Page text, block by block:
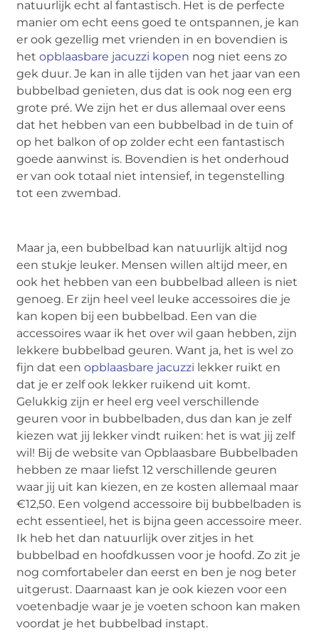
natuurlijk echt al fantastisch. Het is de perfecte
manier om echt eens goed te ontspannen, je kan
er ook gezellig met vrienden in en bovendien is
hetopblaasbare jacuzzi kopen nog niet eens zo
gek duur. Je kan in alle tijden van het jaar van een
bubbelbad genieten, dus dat is ook nog een erg
grote pré. We zijn het er dus allemaal over eens
dat het hebben van een bubbelbad in de tuin of
op het balkon of op zolder echt een fantastisch
goede aanwinst is. Bovendien is het onderhoud
er van ook totaal niet intensief, in tegenstelling
tot een zwembad.
Maar ja, een bubbelbad kan natuurlijk altijd nog
een stukje leuker. Mensen willen altijd meer, en
ook het hebben van een bubbelbad alleen is niet
genoeg. Er zijn heel veel leuke accessoires die je
kan kopen bij een bubbelbad. Een van die
accessoires waar ik het over wil gaan hebben, zijn
lekkere bubbelbad geuren. Want ja, het is wel zo
fijn dat eenopblaasbare jacuzzi lekker ruikt en
dat je er zelf ook lekker ruikend uit komt.
Gelukkig zijn er heel erg veel verschillende
geuren voor in bubbelbaden, dus dan kan je zelf
kiezen wat jij lekker vindt ruiken: het is wat jij zelf
wil! Bij de website van Opblaasbare Bubbelbaden
hebben ze maar liefst 12 verschillende geuren
waar jij uit kan kiezen, en ze kosten allemaal maar
€12,50. Een volgend accessoire bij bubbelbaden is
echt essentieel, het is bijna geen accessoire meer.
Ik heb het dan natuurlijk over zitjes in het
bubbelbad en hoofdkussen voor je hoofd. Zo zit je
nog comfortabeler dan eerst en ben je nog beter
uitgerust. Daarnaast kan je ook kiezen voor een
voetenbadje waar je je voeten schoon kan maken
voordat je het bubbelbad instapt.